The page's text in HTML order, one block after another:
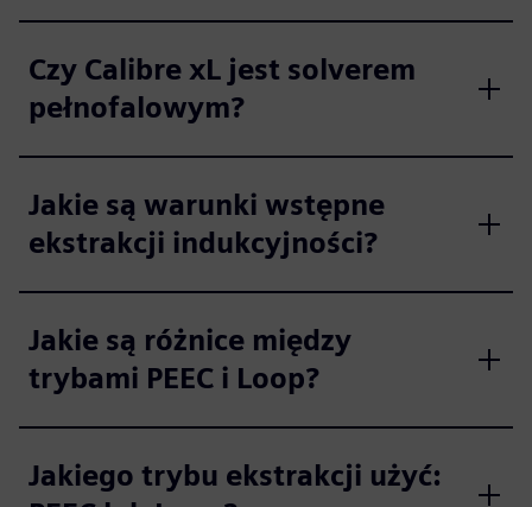
Czy Calibre xL jest solverem
pełnofalowym?
Jakie są warunki wstępne
ekstrakcji indukcyjności?
Jakie są różnice między
trybami PEEC i Loop?
Jakiego trybu ekstrakcji użyć: